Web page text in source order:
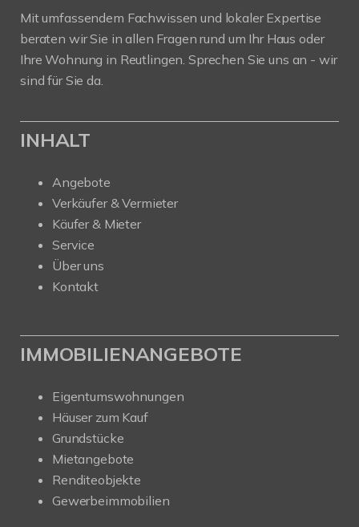
Mit umfassendem Fachwissen und lokaler Expertise
beraten wir Sie in allen Fragen rund um Ihr Haus oder
Ihre Wohnung in Reutlingen. Sprechen Sie uns an - wir
sind für Sie da.
INHALT
Angebote
Verkäufer & Vermieter
Käufer & Mieter
Service
Über uns
Kontakt
IMMOBILIENANGEBOTE
Eigentumswohnungen
Häuser zum Kauf
Grundstücke
Mietangebote
Renditeobjekte
Gewerbeimmobilien